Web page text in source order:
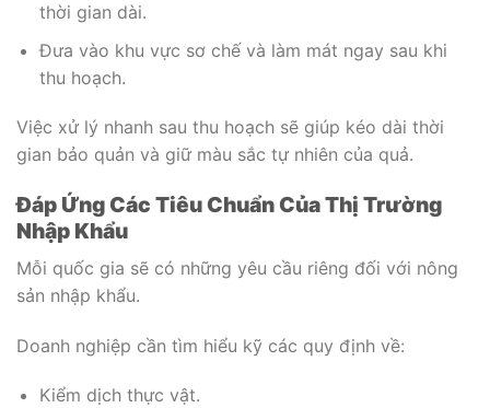
thời gian dài.
Đưa vào khu vực sơ chế và làm mát ngay sau khi
thu hoạch.
Việc xử lý nhanh sau thu hoạch sẽ giúp kéo dài thời
gian bảo quản và giữ màu sắc tự nhiên của quả.
Đáp Ứng Các Tiêu Chuẩn Của Thị Trường
Nhập Khẩu
Mỗi quốc gia sẽ có những yêu cầu riêng đối với nông
sản nhập khẩu.
Doanh nghiệp cần tìm hiểu kỹ các quy định về:
Kiểm dịch thực vật.